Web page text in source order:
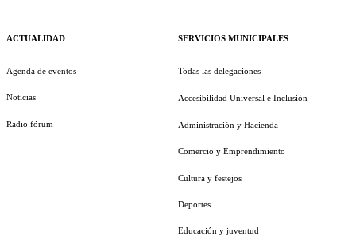
ACTUALIDAD
Agenda de eventos
Noticias
Radio fórum
SERVICIOS MUNICIPALES
Todas las delegaciones
Accesibilidad Universal e Inclusión
Administración y Hacienda
Comercio y Emprendimiento
Cultura y festejos
Deportes
Educación y juventud